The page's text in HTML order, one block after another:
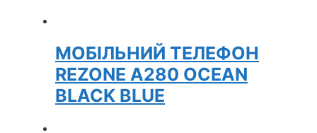
МОБІЛЬНИЙ ТЕЛЕФОН
REZONE A280 OCEAN
BLACK BLUE